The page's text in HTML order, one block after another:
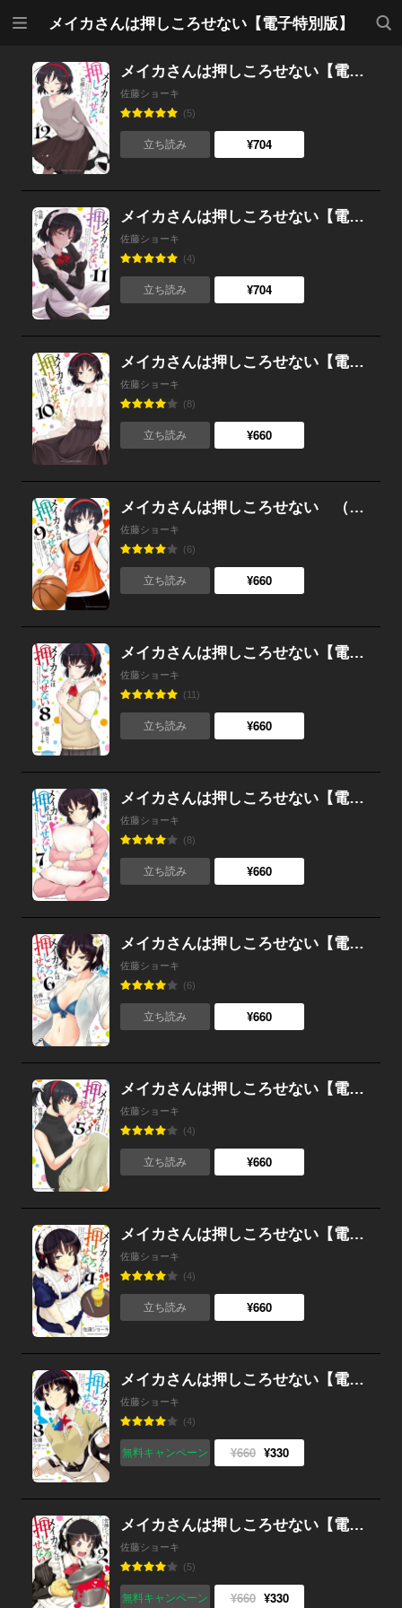
メイカさんは押しころせない【電子特別版】
検索
メイカさんは押しころせない【電子特別版】 （12）
佐藤ショーキ
(5)
立ち読み ¥704
メイカさんは押しころせない【電子特別版】 （11）
佐藤ショーキ
(4)
立ち読み ¥704
メイカさんは押しころせない【電子特別版】 （10）
佐藤ショーキ
(8)
立ち読み ¥660
メイカさんは押しころせない （9）
佐藤ショーキ
(6)
立ち読み ¥660
メイカさんは押しころせない【電子特別版】 （8）
佐藤ショーキ
(11)
立ち読み ¥660
メイカさんは押しころせない【電子特別版】 （7）
佐藤ショーキ
(8)
立ち読み ¥660
メイカさんは押しころせない【電子特別版】 （6）
佐藤ショーキ
(6)
立ち読み ¥660
メイカさんは押しころせない【電子特別版】 （5）
佐藤ショーキ
(4)
立ち読み ¥660
メイカさんは押しころせない【電子特別版】 （4）
佐藤ショーキ
(4)
立ち読み ¥660
メイカさんは押しころせない【電子特別版】 （3）
佐藤ショーキ
(4)
無料キャンペーン ¥660 ¥330
メイカさんは押しころせない【電子特別版】 （2）
佐藤ショーキ
(5)
無料キャンペーン ¥660 ¥330